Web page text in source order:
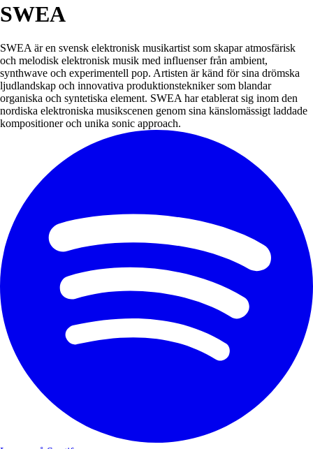
SWEA
SWEA är en svensk elektronisk musikartist som skapar atmosfärisk
och melodisk elektronisk musik med influenser från ambient,
synthwave och experimentell pop. Artisten är känd för sina drömska
ljudlandskap och innovativa produktionstekniker som blandar
organiska och syntetiska element. SWEA har etablerat sig inom den
nordiska elektroniska musikscenen genom sina känslomässigt laddade
kompositioner och unika sonic approach.